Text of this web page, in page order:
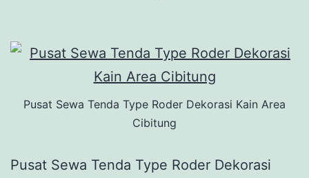
Pusat Sewa Tenda Type Roder Dekorasi Kain Area
Cibitung
Pusat Sewa Tenda Type Roder Dekorasi